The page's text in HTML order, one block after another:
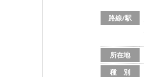
路線/駅
所在地
種 別